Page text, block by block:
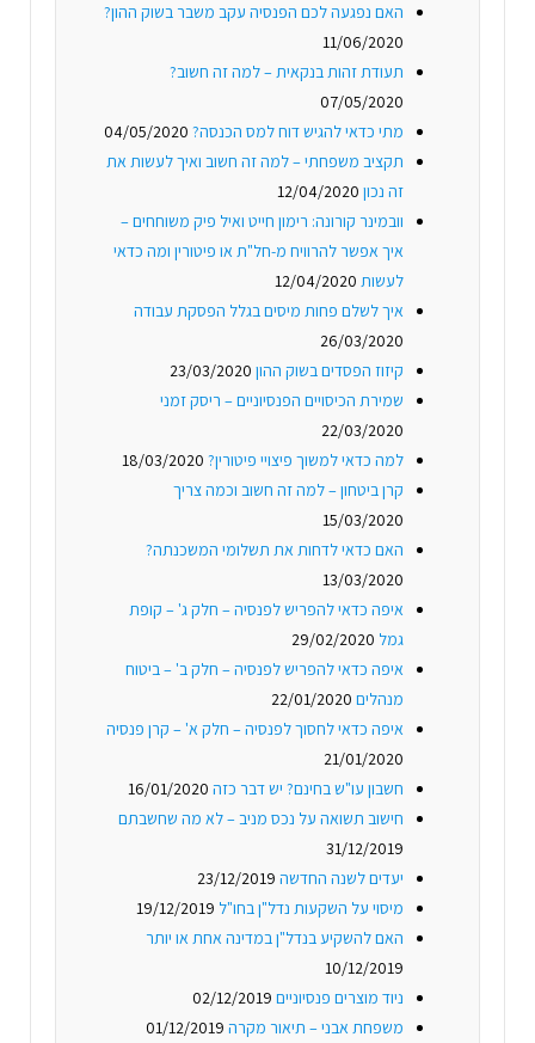
האם נפגעה לכם הפנסיה עקב משבר בשוק ההון?
11/06/2020
תעודת זהות בנקאית – למה זה חשוב?
07/05/2020
מתי כדאי להגיש דוח למס הכנסה? 04/05/2020
תקציב משפחתי – למה זה חשוב ואיך לעשות את
זה נכון 12/04/2020
וובמינר קורונה: רימון חייט ואיל פיק משוחחים –
איך אפשר להרוויח מ-חל"ת או פיטורין ומה כדאי
לעשות 12/04/2020
איך לשלם פחות מיסים בגלל הפסקת עבודה
26/03/2020
קיזוז הפסדים בשוק ההון 23/03/2020
שמירת הכיסויים הפנסיוניים – ריסק זמני
22/03/2020
למה כדאי למשוך פיצויי פיטורין? 18/03/2020
קרן ביטחון – למה זה חשוב וכמה צריך
15/03/2020
האם כדאי לדחות את תשלומי המשכנתה?
13/03/2020
איפה כדאי להפריש לפנסיה – חלק ג' – קופת
גמל 29/02/2020
איפה כדאי להפריש לפנסיה – חלק ב' – ביטוח
מנהלים 22/01/2020
איפה כדאי לחסוך לפנסיה – חלק א' – קרן פנסיה
21/01/2020
חשבון עו"ש בחינם? יש דבר כזה 16/01/2020
חישוב תשואה על נכס מניב – לא מה שחשבתם
31/12/2019
יעדים לשנה החדשה 23/12/2019
מיסוי על השקעות נדל"ן בחו"ל 19/12/2019
האם להשקיע בנדל"ן במדינה אחת או יותר
10/12/2019
ניוד מוצרים פנסיוניים 02/12/2019
משפחת אבני – תיאור מקרה 01/12/2019